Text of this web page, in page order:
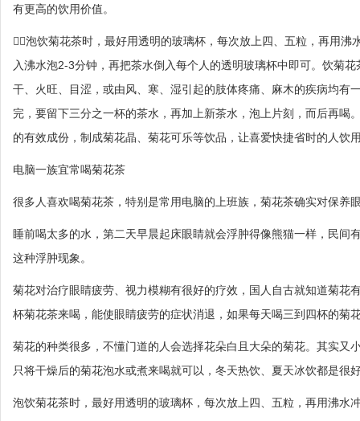
有更高的饮用价值。
泡饮菊花茶时，最好用透明的玻璃杯，每次放上四、五粒，再用
入沸水泡2-3分钟，再把茶水倒入每个人的透明玻璃杯中即可。饮菊
干、火旺、目涩，或由风、寒、湿引起的肢体疼痛、麻木的疾病均
完，要留下三分之一杯的茶水，再加上新茶水，泡上片刻，而后再
的有效成份，制成菊花晶、菊花可乐等饮品，让喜爱快捷省时的人饮
电脑一族宜常喝菊花茶
很多人喜欢喝菊花茶，特别是常用电脑的上班族，菊花茶确实对保养
睡前喝太多的水，第二天早晨起床眼睛就会浮肿得像熊猫一样，民
这种浮肿现象。
菊花对治疗眼睛疲劳、视力模糊有很好的疗效，国人自古就知道菊
杯菊花茶来喝，能使眼睛疲劳的症状消退，如果每天喝三到四杯的菊
菊花的种类很多，不懂门道的人会选择花朵白且大朵的菊花。其实
只将干燥后的菊花泡水或煮来喝就可以，冬天热饮、夏天冰饮都是很
泡饮菊花茶时，最好用透明的玻璃杯，每次放上四、五粒，再用沸